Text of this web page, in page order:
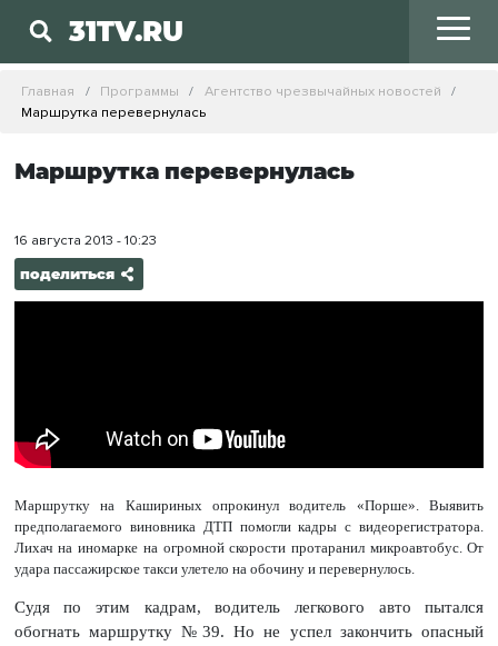
31TV.RU
Главная Программы
Агентство чрезвычайных новостей
Маршрутка перевернулась
Маршрутка перевернулась
16 августа 2013 - 10:23
поделиться
Маршрутку на Кашириных опрокинул водитель «Порше». Выявить
предполагаемого виновника ДТП помогли кадры с видеорегистратора.
Лихач на иномарке на огромной скорости протаранил микроавтобус. От
удара пассажирское такси улетело на обочину и перевернулось.
Судя по этим кадрам, водитель легкового авто пытался
обогнать маршрутку №39. Но не успел закончить опасный